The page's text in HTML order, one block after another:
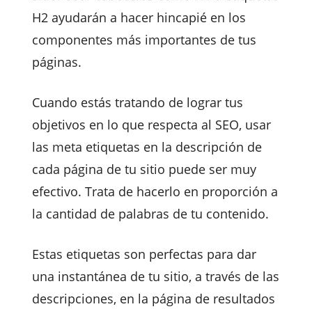
H2 ayudarán a hacer hincapié en los
componentes más importantes de tus
páginas.
Cuando estás tratando de lograr tus
objetivos en lo que respecta al SEO, usar
las meta etiquetas en la descripción de
cada página de tu sitio puede ser muy
efectivo. Trata de hacerlo en proporción a
la cantidad de palabras de tu contenido.
Estas etiquetas son perfectas para dar
una instantánea de tu sitio, a través de las
descripciones, en la página de resultados